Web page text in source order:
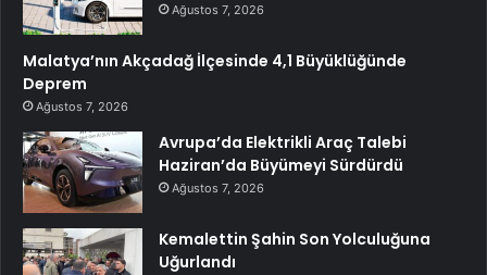
Ağustos 7, 2026
Malatya’nın Akçadağ İlçesinde 4,1 Büyüklüğünde
Deprem
Ağustos 7, 2026
Avrupa’da Elektrikli Araç Talebi
Haziran’da Büyümeyi Sürdürdü
Ağustos 7, 2026
Kemalettin Şahin Son Yolculuğuna
Uğurlandı